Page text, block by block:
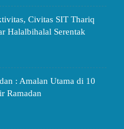
Civitas SIT Thariq
Halalbihalal Serentak
: Amalan Utama di 10
Ramadan